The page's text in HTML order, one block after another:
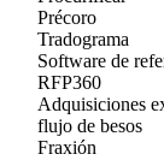
Précoro
Tradograma
Software de
RFP360
Adquisiciones
flujo de besos
Fraxión